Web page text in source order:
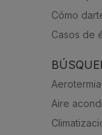
Cómo
Casos de
Aerotermia
Aire